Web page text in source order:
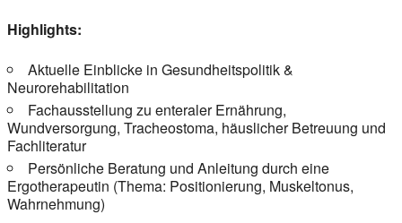
Highlights:
Aktuelle Einblicke in Gesundheitspolitik &
Neurorehabilitation
Fachausstellung zu enteraler Ernährung,
Wundversorgung, Tracheostoma, häuslicher Betreuung und
Fachliteratur
Persönliche Beratung und Anleitung durch eine
Ergotherapeutin (Thema: Positionierung, Muskeltonus,
Wahrnehmung)